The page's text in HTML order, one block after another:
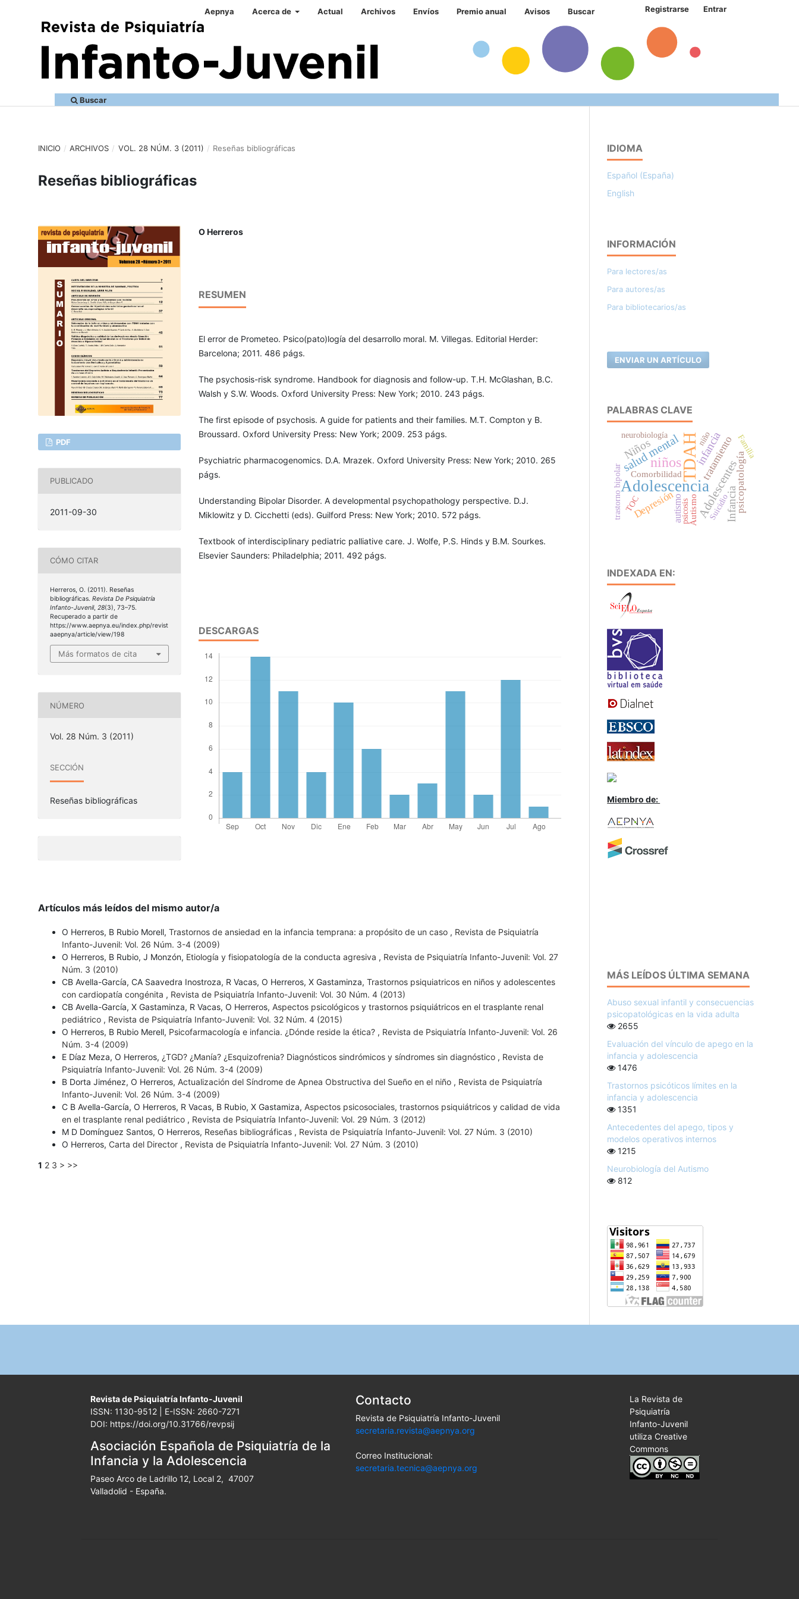
Aepnya Acerca de Actual Archivos Envíos Premio anual Avisos Buscar Registrarse Entrar
Buscar
INICIO / ARCHIVOS / VOL. 28 NÚM. 3 (2011) / Reseñas bibliográficas
Reseñas bibliográficas
PDF
PUBLICADO
2011-09-30
CÓMO CITAR
Herreros, O. (2011). Reseñas
bibliográficas. Revista De Psiquiatría
Infanto-Juvenil, 28(3), 73–75.
Recuperado a partir de
https://www.aepnya.eu/index.php/revist
aaepnya/article/view/198
Más formatos de cita
NÚMERO
Vol. 28 Núm. 3 (2011)
SECCIÓN
Reseñas bibliográficas
O Herreros
RESUMEN
El error de Prometeo. Psico(pato)logía del desarrollo moral. M. Villegas. Editorial Herder:
Barcelona; 2011. 486 págs.
The psychosis-risk syndrome. Handbook for diagnosis and follow-up. T.H. McGlashan, B.C.
Walsh y S.W. Woods. Oxford University Press: New York; 2010. 243 págs.
The first episode of psychosis. A guide for patients and their families. M.T. Compton y B.
Broussard. Oxford University Press: New York; 2009. 253 págs.
Psychiatric pharmacogenomics. D.A. Mrazek. Oxford University Press: New York; 2010. 265
págs.
Understanding Bipolar Disorder. A developmental psychopathology perspective. D.J.
Miklowitz y D. Cicchetti (eds). Guilford Press: New York; 2010. 572 págs.
Textbook of interdisciplinary pediatric palliative care. J. Wolfe, P.S. Hinds y B.M. Sourkes.
Elsevier Saunders: Philadelphia; 2011. 492 págs.
DESCARGAS
Artículos más leídos del mismo autor/a
O Herreros, B Rubio Morell, Trastornos de ansiedad en la infancia temprana: a propósito de un caso , Revista de Psiquiatría
Infanto-Juvenil: Vol. 26 Núm. 3-4 (2009)
O Herreros, B Rubio, J Monzón, Etiología y fisiopatología de la conducta agresiva , Revista de Psiquiatría Infanto-Juvenil: Vol. 27
Núm. 3 (2010)
CB Avella-García, CA Saavedra Inostroza, R Vacas, O Herreros, X Gastaminza, Trastornos psiquiatricos en niños y adolescentes
con cardiopatía congénita , Revista de Psiquiatría Infanto-Juvenil: Vol. 30 Núm. 4 (2013)
CB Avella-García, X Gastaminza, R Vacas, O Herreros, Aspectos psicológicos y trastornos psiquiátricos en el trasplante renal
pediátrico , Revista de Psiquiatría Infanto-Juvenil: Vol. 32 Núm. 4 (2015)
O Herreros, B Rubio Merell, Psicofarmacología e infancia. ¿Dónde reside la ética? , Revista de Psiquiatría Infanto-Juvenil: Vol. 26
Núm. 3-4 (2009)
E Díaz Meza, O Herreros, ¿TGD? ¿Manía? ¿Esquizofrenia? Diagnósticos sindrómicos y síndromes sin diagnóstico , Revista de
Psiquiatría Infanto-Juvenil: Vol. 26 Núm. 3-4 (2009)
B Dorta Jiménez, O Herreros, Actualización del Síndrome de Apnea Obstructiva del Sueño en el niño , Revista de Psiquiatría
Infanto-Juvenil: Vol. 26 Núm. 3-4 (2009)
C B Avella-García, O Herreros, R Vacas, B Rubio, X Gastamiza, Aspectos psicosociales, trastornos psiquiátricos y calidad de vida
en el trasplante renal pediátrico , Revista de Psiquiatría Infanto-Juvenil: Vol. 29 Núm. 3 (2012)
M D Domínguez Santos, O Herreros, Reseñas bibliográficas , Revista de Psiquiatría Infanto-Juvenil: Vol. 27 Núm. 3 (2010)
O Herreros, Carta del Director , Revista de Psiquiatría Infanto-Juvenil: Vol. 27 Núm. 3 (2010)
1 2 3 > >>
IDIOMA
Español (España)
English
INFORMACIÓN
Para lectores/as
Para autores/as
Para bibliotecarios/as
ENVIAR UN ARTÍCULO
PALABRAS CLAVE
TDAH
Adolescencia
niños Adolescentes
salud mental
Infancia
Niños infancia
tratamiento
Depresión psicopatología
autismo Autismo
Comorbilidad
TOC
Familia
psicosis
neurobiología
trastorno bipolar
niño
Suicidio
INDEXADA EN:
Miembro de:
MÁS LEÍDOS ÚLTIMA SEMANA
Abuso sexual infantil y consecuencias
psicopatológicas en la vida adulta
2655
Evaluación del vínculo de apego en la
infancia y adolescencia
1476
Trastornos psicóticos límites en la
infancia y adolescencia
1351
Antecedentes del apego, tipos y
modelos operativos internos
1215
Neurobiología del Autismo
812
Revista de Psiquiatría Infanto-Juvenil
ISSN: 1130-9512 | E-ISSN: 2660-7271
DOI: https://doi.org/10.31766/revpsij
Asociación Española de Psiquiatría de la
Infancia y la Adolescencia
Paseo Arco de Ladrillo 12, Local 2, 47007
Valladolid - España.
Contacto
Revista de Psiquiatría Infanto-Juvenil
secretaria.revista@aepnya.org
Correo Institucional:
secretaria.tecnica@aepnya.org
La Revista de
Psiquiatría
Infanto-Juvenil
utiliza Creative
Commons